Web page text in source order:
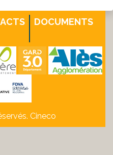
DOCUMENTS
Cineco